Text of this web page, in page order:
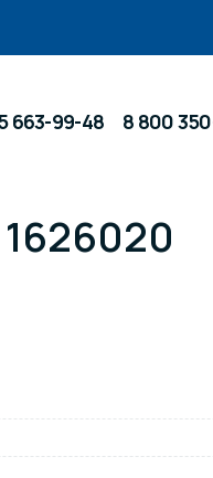
для
663-99-48 8 800